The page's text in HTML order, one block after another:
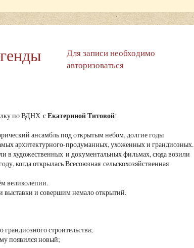
Для записи необходимо
авторизоваться
по ВДНХ сЕкатериной Титовой!
ансамбль под открытым небом, долгие годы
архитектурного-продуманных, ухоженных и грандиозных.
в художественных и документальных фильмах, сюда возили
когда открылась Всесоюзная сельскохозяйственная
великолепии.
выставки и совершим немало открытий.
грандиозного строительства;
появился новый;